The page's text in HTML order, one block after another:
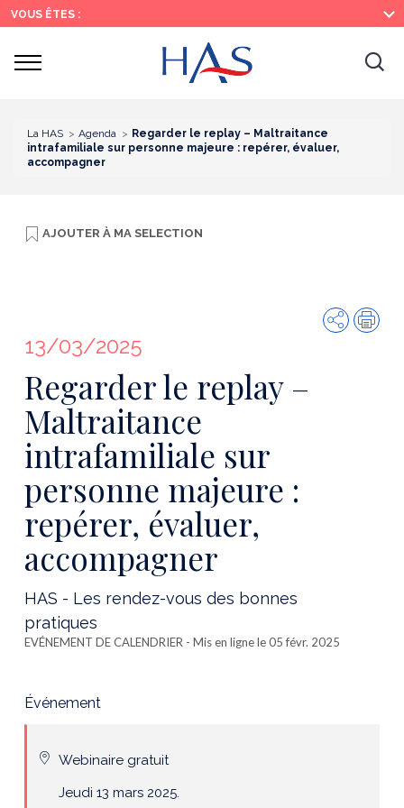
Recherche
Menu
principal
Contenu
principal
VOUS ÊTES :
Ouvrir
La HAS Agenda
Regarder le replay – Maltraitance
intrafamiliale sur personne majeure : repérer, évaluer,
accompagner
AJOUTER À MA SELECTION
Partager
13/03/2025
Regarder le replay –
Maltraitance
intrafamiliale sur
personne majeure :
repérer, évaluer,
accompagner
HAS - Les rendez-vous des bonnes
pratiques
EVÉNEMENT DE CALENDRIER - Mis en ligne le 05 févr. 2025
Événement
Webinaire gratuit
Jeudi 13 mars 2025.